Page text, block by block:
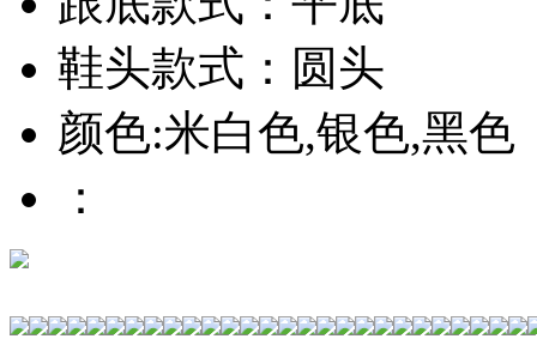
鞋头款式：圆头
颜色:米白色,银色,黑色
：